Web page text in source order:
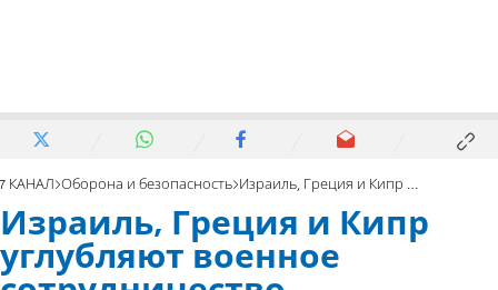
7 КАНАЛ Оборона и безопасность Израиль, Греция и Кипр углубляют военное сотрудничество
Израиль, Греция и Кипр
углубляют военное